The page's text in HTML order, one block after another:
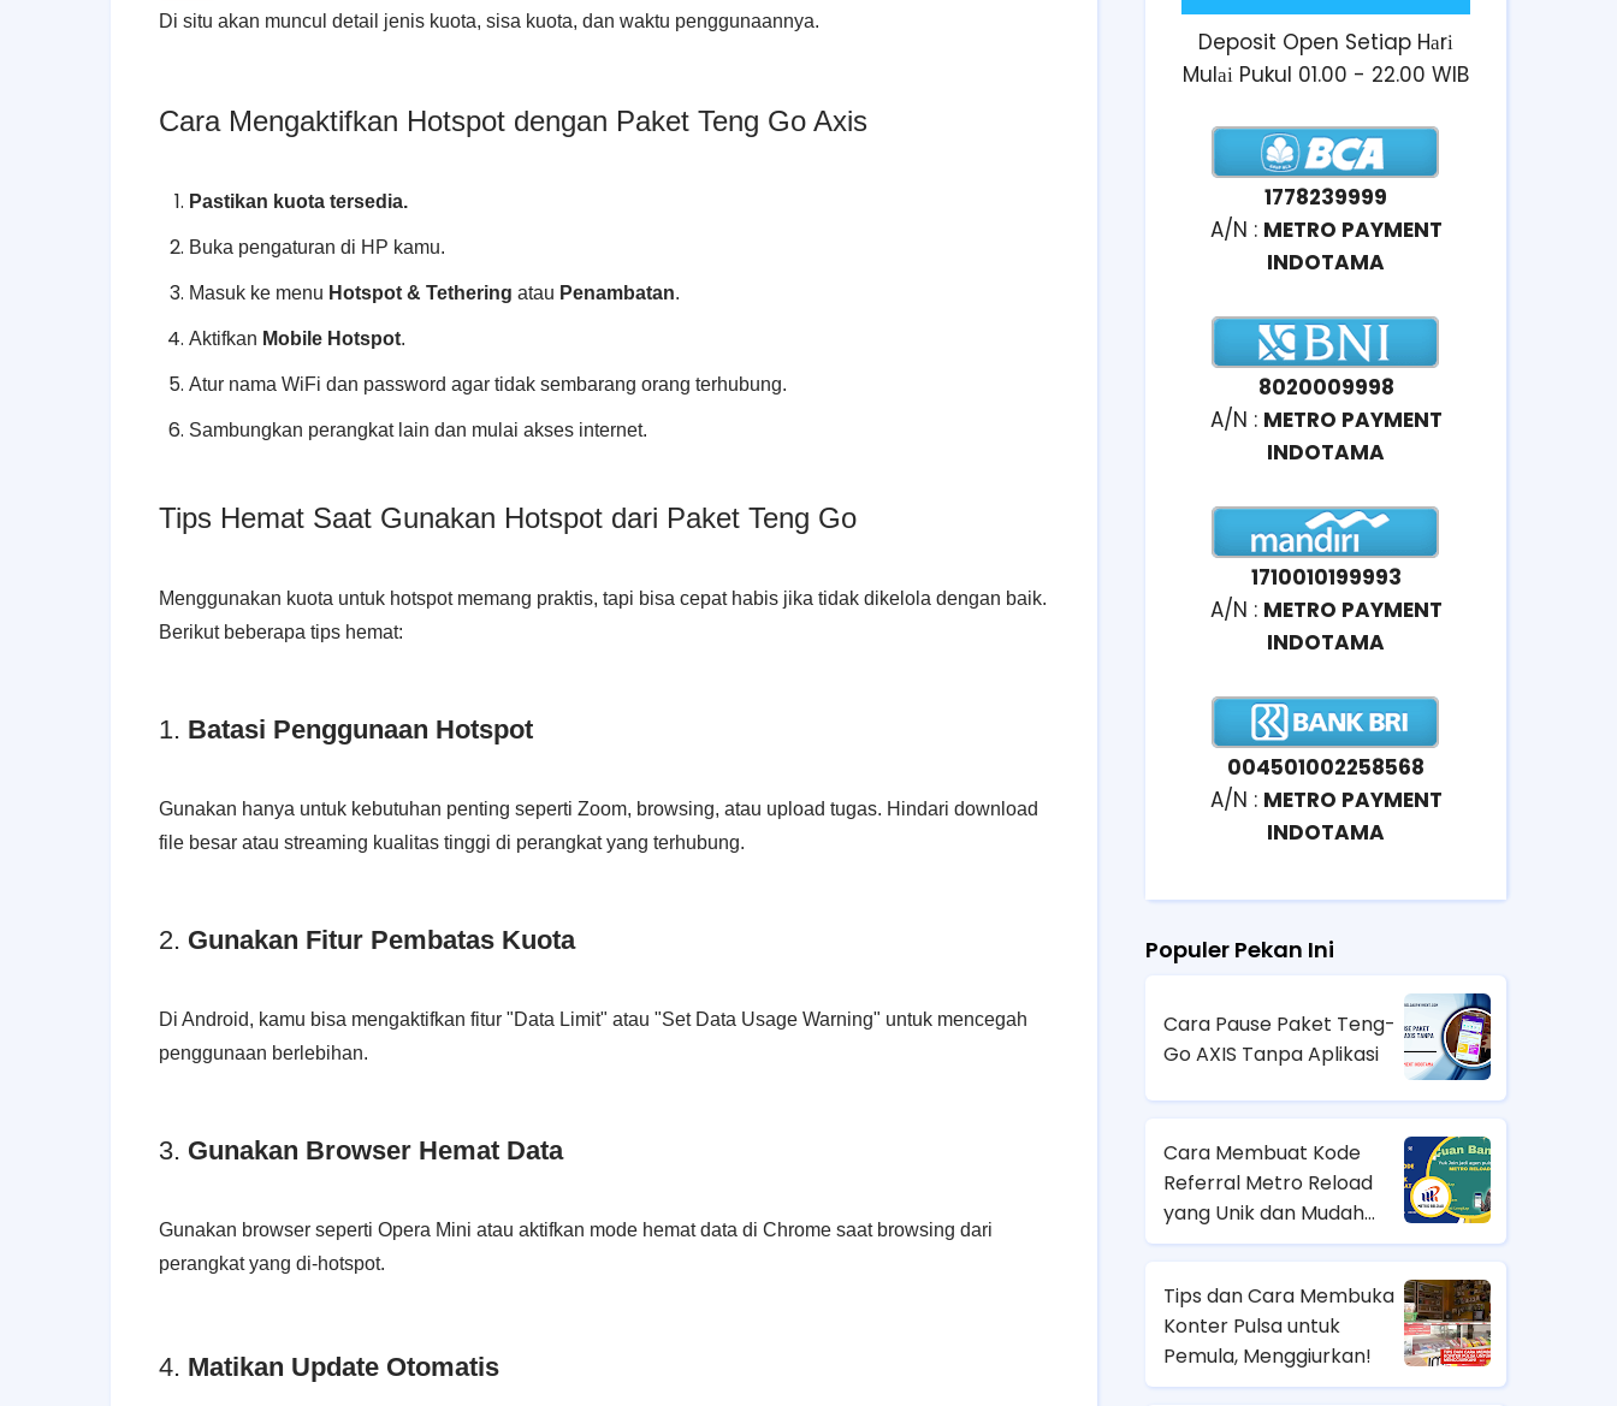
Di situ akan muncul detail jenis kuota, sisa kuota, dan waktu penggunaannya.
Cara Mengaktifkan Hotspot dengan Paket Teng Go Axis
Pastikan kuota tersedia.
Buka pengaturan di HP kamu.
Masuk ke menu Hotspot & Tethering atau Penambatan.
Aktifkan Mobile Hotspot.
Atur nama WiFi dan password agar tidak sembarang orang terhubung.
Sambungkan perangkat lain dan mulai akses internet.
Tips Hemat Saat Gunakan Hotspot dari Paket Teng Go
Menggunakan kuota untuk hotspot memang praktis, tapi bisa cepat habis jika tidak dikelola dengan baik.
Berikut beberapa tips hemat:
1. Batasi Penggunaan Hotspot
Gunakan hanya untuk kebutuhan penting seperti Zoom, browsing, atau upload tugas. Hindari download
file besar atau streaming kualitas tinggi di perangkat yang terhubung.
2. Gunakan Fitur Pembatas Kuota
Di Android, kamu bisa mengaktifkan fitur "Data Limit" atau "Set Data Usage Warning" untuk mencegah
penggunaan berlebihan.
3. Gunakan Browser Hemat Data
Gunakan browser seperti Opera Mini atau aktifkan mode hemat data di Chrome saat browsing dari
perangkat yang di-hotspot.
4. Matikan Update Otomatis
Deposit Open Setiap Hаrі
Mulаі Pukul 01.00 - 22.00 WIB
1778239999
A/N : METRO PAYMENT
INDOTAMA
8020009998
A/N : METRO PAYMENT
INDOTAMA
1710010199993
A/N : METRO PAYMENT
INDOTAMA
004501002258568
A/N : METRO PAYMENT
INDOTAMA
Populer Pekan Ini
Cara Pause Paket Teng-
Go AXIS Tanpa Aplikasi
Cara Membuat Kode
Referral Metro Reload
yang Unik dan Mudah
Diingat
Tips dan Cara Membuka
Konter Pulsa untuk
Pemula, Menggiurkan!